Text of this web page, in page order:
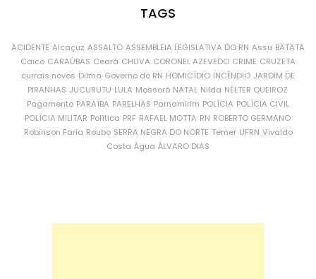
TAGS
ACIDENTE Alcaçuz ASSALTO ASSEMBLEIA LEGISLATIVA DO RN Assu BATATA
Caicó CARAÚBAS Ceará CHUVA CORONEL AZEVEDO CRIME CRUZETA
currais novos Dilma Governo do RN HOMICÍDIO INCÊNDIO JARDIM DE
PIRANHAS JUCURUTU LULA Mossoró NATAL Nilda NÉLTER QUEIROZ
Pagamento PARAÍBA PARELHAS Parnamirim POLÍCIA POLÍCIA CIVIL
POLÍCIA MILITAR Política PRF RAFAEL MOTTA RN ROBERTO GERMANO
Robinson Faria Roubo SERRA NEGRA DO NORTE Temer UFRN Vivaldo
Costa Água ÁLVARO DIAS